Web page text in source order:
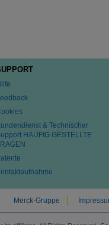
& Technischer
HÄUFIG GESTELLTE
Merck-Gruppe